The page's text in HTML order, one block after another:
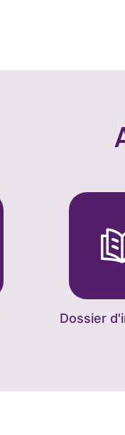
Dossier